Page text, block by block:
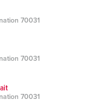
70031
70031
70031